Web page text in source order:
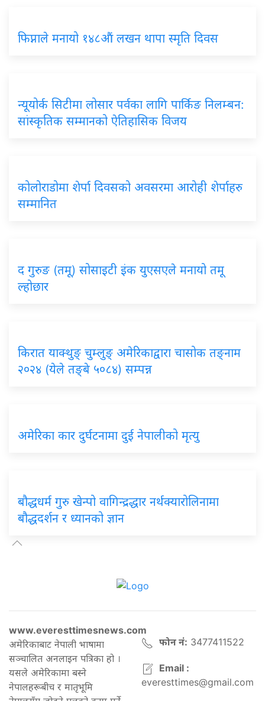
फिप्नाले मनायो १४८औं लखन थापा स्मृति दिवस
न्यूयोर्क सिटीमा लोसार पर्वका लागि पार्किङ निलम्बन:
सांस्कृतिक सम्मानको ऐतिहासिक विजय
कोलोराडोमा शेर्पा दिवसको अवसरमा आरोही शेर्पाहरु
सम्मानित
द गुरुङ (तमू) सोसाइटी इंक युएसएले मनायो तमू
ल्होछार
किरात याक्थुङ् चुम्लुङ् अमेरिकाद्वारा चासोक तङ्नाम
२०२४ (येले तङ्बे ५०८४) सम्पन्न
अमेरिका कार दुर्घटनामा दुई नेपालीको मृत्यु
बौद्धधर्म गुरु खेन्पो वागिन्द्रद्धार नर्थक्यारोलिनामा
बौद्धदर्शन र ध्यानको ज्ञान
www.everesttimesnews.com
अमेरिकाबाट नेपाली भाषामा
सञ्चालित अनलाइन पत्रिका हो ।
यसले अमेरिकामा बस्ने
नेपालहरूबीच र मातृभूमि
फोन नं: 3477411522
Email :
everesttimes@gmail.com